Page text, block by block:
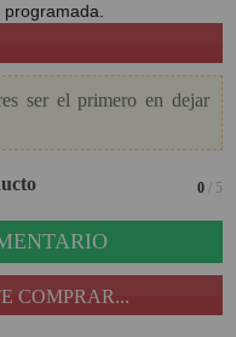
programada.
ser el primero en dejar
0/ 5
COMPRAR...